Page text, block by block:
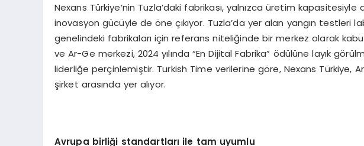
Nexans Türkiye’nin Tuzla’daki fabrikası, yalnızca üretim
inovasyon gücüyle de öne çıkıyor. Tuzla’da yer alan yangın testleri
genelindeki fabrikaları için referans niteliğinde bir merkez olarak
ve Ar-Ge merkezi, 2024 yılında “En Dijital Fabrika” ödülüne layık
liderliğe perçinlemiştir. Turkish Time verilerine göre, Nexans Türkiye,
şirket arasında yer alıyor.
Avrupa birliği standartları ile tam uyumlu